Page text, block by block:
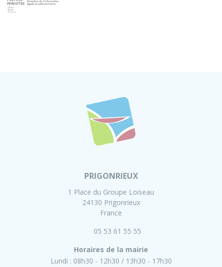
PRIGONRIEUX
1 Place du Groupe Loiseau
24130 Prigonrieux
France
05 53 61 55 55
Horaires de la mairie
Lundi : 08h30 - 12h30
13h30 - 17h30